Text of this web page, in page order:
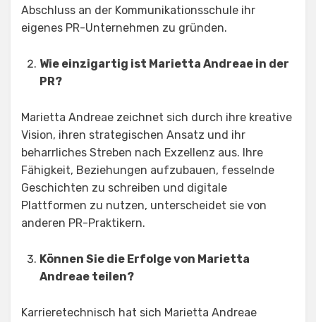
Abschluss an der Kommunikationsschule ihr
eigenes PR-Unternehmen zu gründen.
Wie einzigartig ist Marietta Andreae in der
PR?
Marietta Andreae zeichnet sich durch ihre kreative
Vision, ihren strategischen Ansatz und ihr
beharrliches Streben nach Exzellenz aus. Ihre
Fähigkeit, Beziehungen aufzubauen, fesselnde
Geschichten zu schreiben und digitale
Plattformen zu nutzen, unterscheidet sie von
anderen PR-Praktikern.
Können Sie die Erfolge von Marietta
Andreae teilen?
Karrieretechnisch hat sich Marietta Andreae